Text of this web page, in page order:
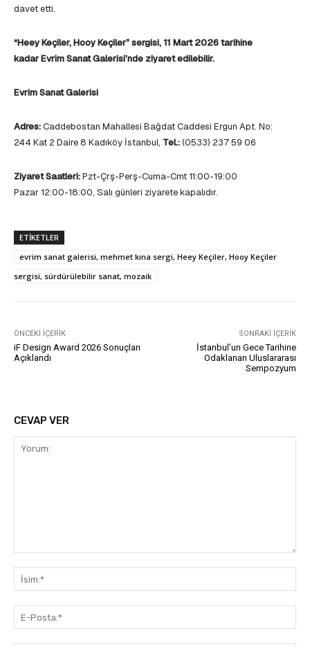
davet etti.
“Heey Keçiler, Hooy Keçiler” sergisi, 11 Mart 2026 tarihine
kadar Evrim Sanat Galerisi’nde ziyaret edilebilir.
Evrim Sanat Galerisi
Adres:Caddebostan Mahallesi Bağdat Caddesi Ergun Apt. No:
244 Kat 2 Daire 8 Kadıköy İstanbul, Tel.:(0533) 237 59 06
Ziyaret Saatleri:Pzt-Çrş-Perş-Cuma-Cmt 11:00-19:00
Pazar 12:00-18:00, Salı günleri ziyarete kapalıdır.
ETIKETLER
evrim sanat galerisi, mehmet kına sergi, Heey Keçiler, Hooy Keçiler
sergisi, sürdürülebilir sanat, mozaik
ÖNCEKI İÇERIK
iF Design Award 2026 Sonuçları
Açıklandı
SONRAKI İÇERIK
İstanbul’un Gece Tarihine
Odaklanan Uluslararası
Sempozyum
CEVAP VER